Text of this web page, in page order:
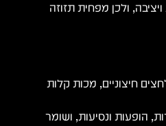
ולכן מפחית תזוזה
חיצוניים, מכות קלות
הופעות ונסיעות, ושומר